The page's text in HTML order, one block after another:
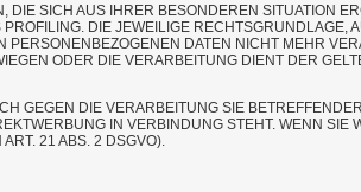
DIE SICH AUS IHRER BESONDEREN SITUATION
DIE JEWEILIGE RECHTSGRUNDLAGE,
DATEN NICHT MEHR
ODER DIE VERARBEITUNG DIENT DER
GEGEN DIE VERARBEITUNG SIE BETREFFENDER
IN VERBINDUNG STEHT. WENN SIE
21 ABS. 2 DSGVO).